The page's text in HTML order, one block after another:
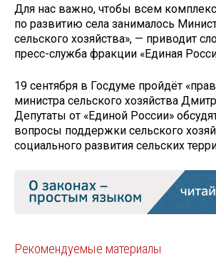
Для нас важно, чтобы всем
по развитию села занималось
сельского хозяйства», — приводит
пресс-служба фракции «Единая
19 сентября в Госдуме пройдёт
министра сельского хозяйства
Депутаты от «Единой России»
вопросы поддержки сельского
социального развития сельских
Рекомендуемые материалы